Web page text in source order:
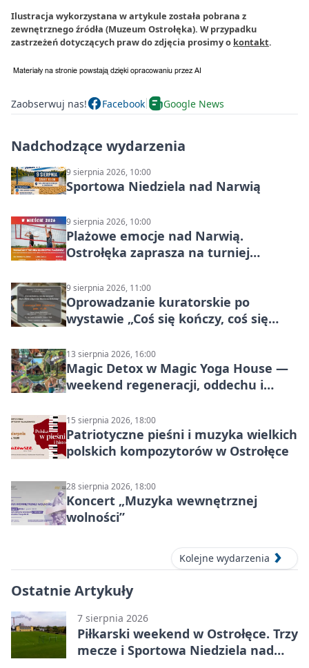
Ilustracja wykorzystana w artykule została pobrana z
zewnętrznego źródła (Muzeum Ostrołęka). W przypadku
zastrzeżeń dotyczących praw do zdjęcia prosimy o kontakt.
Zaobserwuj nas! Facebook Google News
Nadchodzące wydarzenia
9 sierpnia 2026, 10:00
Sportowa Niedziela nad Narwią
9 sierpnia 2026, 10:00
Plażowe emocje nad Narwią.
Ostrołęka zaprasza na turniej
9 sierpnia 2026, 11:00
Oprowadzanie kuratorskie po
wystawie „Coś się kończy, coś się
Mazowsza do Korony”
13 sierpnia 2026, 16:00
Magic Detox w Magic Yoga House —
weekend regeneracji, oddechu i
15 sierpnia 2026, 18:00
Patriotyczne pieśni i muzyka wielkich
polskich kompozytorów w Ostrołęce
28 sierpnia 2026, 18:00
Koncert „Muzyka wewnętrznej
wolności”
Kolejne wydarzenia
Ostatnie Artykuły
7 sierpnia 2026
Piłkarski weekend w Ostrołęce. Trzy
mecze i Sportowa Niedziela nad